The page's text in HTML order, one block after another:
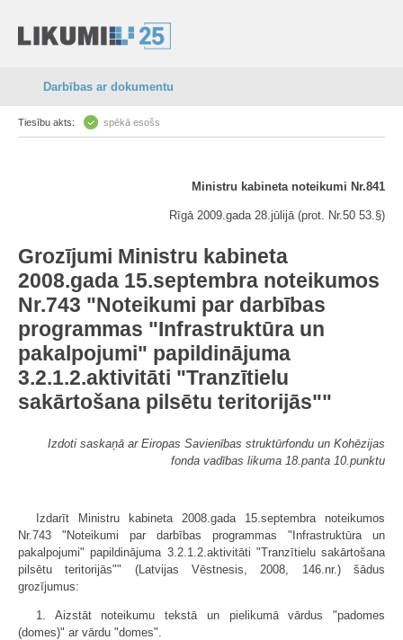
Darbības ar dokumentu
Tiesību akts: spēkā esošs
Ministru kabineta noteikumi Nr.841
Rīgā 2009.gada 28.jūlijā (prot. Nr.50 53.§)
Grozījumi Ministru kabineta
2008.gada 15.septembra noteikumos
Nr.743 "Noteikumi par darbības
programmas "Infrastruktūra un
pakalpojumi" papildinājuma
3.2.1.2.aktivitāti "Tranzītielu
sakārtošana pilsētu teritorijās""
Izdoti saskaņā ar Eiropas Savienības struktūrfondu un Kohēzijas
fonda vadības likuma 18.panta 10.punktu
Izdarīt Ministru kabineta 2008.gada 15.septembra noteikumos
Nr.743 "Noteikumi par darbības programmas "Infrastruktūra un
pakalpojumi" papildinājuma 3.2.1.2.aktivitāti "Tranzītielu sakārtošana
pilsētu teritorijās"" (Latvijas Vēstnesis, 2008, 146.nr.) šādus
grozījumus:
1. Aizstāt noteikumu tekstā un pielikumā vārdus "padomes
(domes)" ar vārdu "domes".